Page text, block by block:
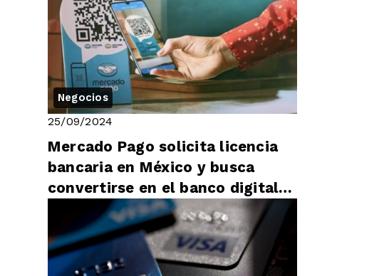
Negocios
25/09/2024
Mercado Pago solicita licencia
bancaria en México y busca
convertirse en el banco digital
más grande del país